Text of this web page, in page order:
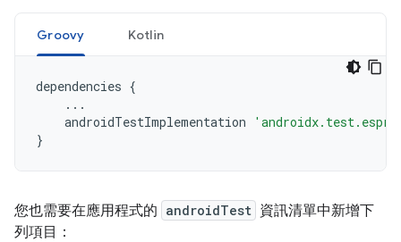
Groovy Kotlin
dependencies {
...
androidTestImplementation
}
您也需要在應用程式的 androidTest 資訊清單中新增下
列項目：